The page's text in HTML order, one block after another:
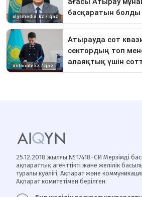
25.12.2018 жылғы №17418-СИ Мерзімді
ақпараттық агенттікті және желілік
туралы куәлігі, Ақпарат және
Ақпарат комитетімен берілген.